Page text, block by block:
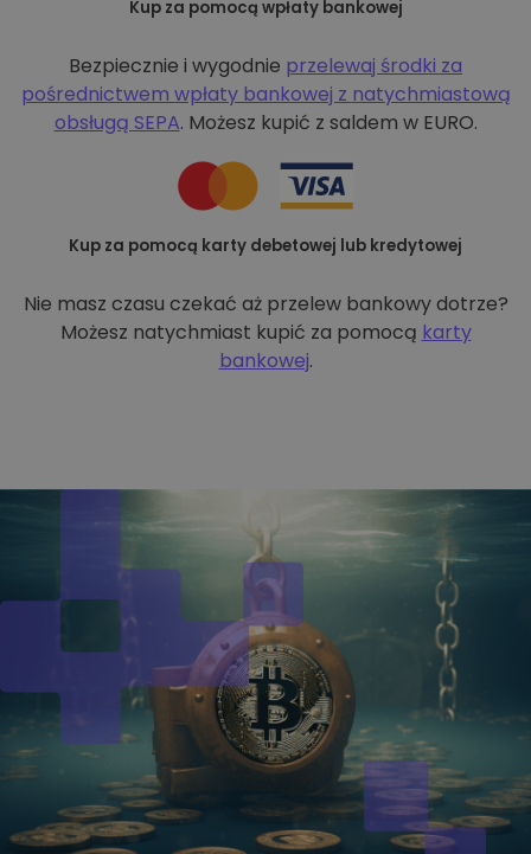
Kup za pomocą wpłaty bankowej
Bezpiecznie i wygodnie przelewaj środki za
pośrednictwem wpłaty bankowej z natychmiastową
obsługą SEPA. Możesz kupić z saldem w EURO.
Kup za pomocą karty debetowej lub kredytowej
Nie masz czasu czekać aż przelew bankowy dotrze?
Możesz natychmiast kupić za pomocą karty
bankowej.